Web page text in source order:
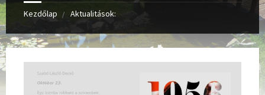
Kezdőlap Aktualitások: